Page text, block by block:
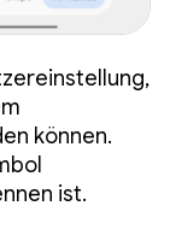
können.
ist.